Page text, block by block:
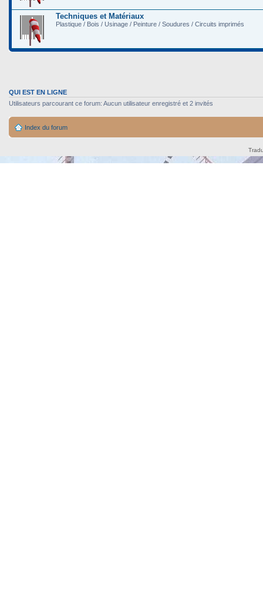
Techniques et Matériaux
Plastique / Bois / Usinage / Peinture / Soudures / Circuits imprimés
QUI EST EN LIGNE
Utilisateurs parcourant ce forum: Aucun utilisateur enregistré et 2 invités
Index du forum